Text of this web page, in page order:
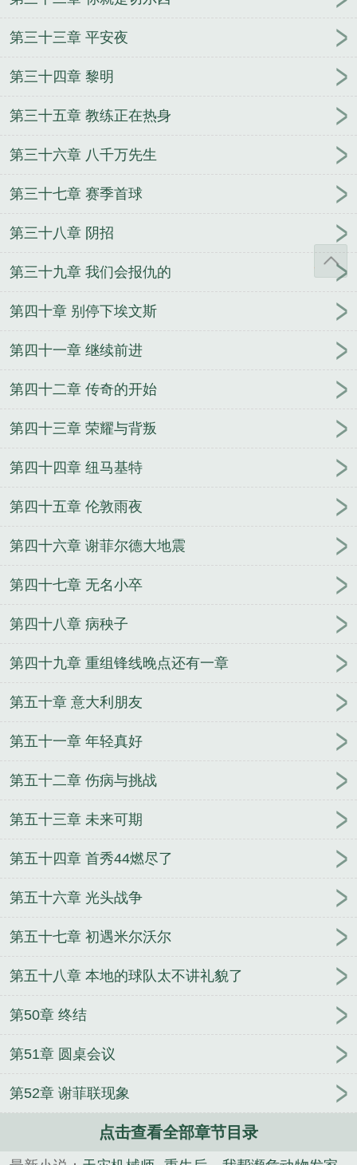
第三十三章 平安夜
第三十四章 黎明
第三十五章 教练正在热身
第三十六章 八千万先生
第三十七章 赛季首球
第三十八章 阴招
第三十九章 我们会报仇的
第四十章 别停下埃文斯
第四十一章 继续前进
第四十二章 传奇的开始
第四十三章 荣耀与背叛
第四十四章 纽马基特
第四十五章 伦敦雨夜
第四十六章 谢菲尔德大地震
第四十七章 无名小卒
第四十八章 病秧子
第四十九章 重组锋线晚点还有一章
第五十章 意大利朋友
第五十一章 年轻真好
第五十二章 伤病与挑战
第五十三章 未来可期
第五十四章 首秀44燃尽了
第五十六章 光头战争
第五十七章 初遇米尔沃尔
第五十八章 本地的球队太不讲礼貌了
第50章 终结
第51章 圆桌会议
第52章 谢菲联现象
点击查看全部章节目录